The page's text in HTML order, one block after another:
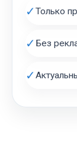
✓Только
✓ Без
✓